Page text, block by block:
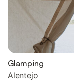
Glamping
Alentejo